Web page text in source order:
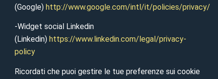
(Google) http://www.google.com/intl/it/policies/privacy/
-Widget social Linkedin
(Linkedin) https://www.linkedin.com/legal/privacy-
policy
Ricordati che puoi gestire le tue preferenze sui cookie